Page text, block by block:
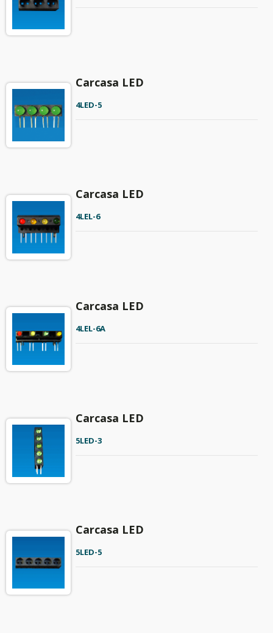
Carcasa LED
4LED-5
Carcasa LED
4LEL-6
Carcasa LED
4LEL-6A
Carcasa LED
5LED-3
Carcasa LED
5LED-5